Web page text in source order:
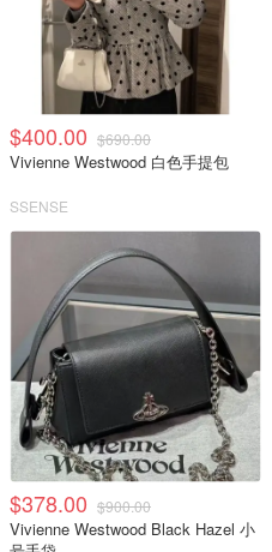
$400.00 $690.00
Vivienne Westwood 白色手提包
SSENSE
$378.00 $900.00
Vivienne Westwood Black Hazel 小